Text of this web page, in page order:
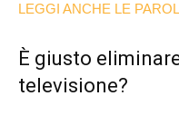
LEGGI ANCHE LE
È giusto
televisione?